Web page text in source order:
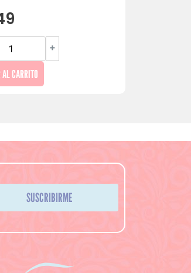
+
CARRITO
SUSCRIBIRME